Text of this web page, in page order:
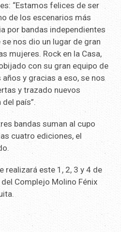
“Estamos felices de ser
de los escenarios más
por bandas independientes
nos dio un lugar de gran
mujeres. Rock en la Casa,
con su gran equipo de
y gracias a eso, se nos
y trazado nuevos
país”.
bandas suman al cupo
cuatro ediciones, el
realizará este 1, 2, 3 y 4 de
Complejo Molino Fénix